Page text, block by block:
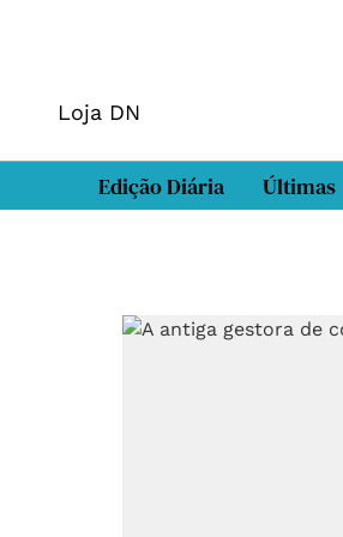
Loja DN
Edição Diária Últimas